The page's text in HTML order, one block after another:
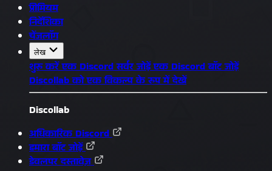
प्रीमियम
निर्देशिका
चेंजलॉग
लेख
शुरू करेंएक Discord सर्वर जोड़ेंएक Discord बॉट जोड़ें
Discollab को एक विकल्प के रूप में देखें
Discollab
अधिकारिक Discord
हमारा बॉट जोड़ें
डेवलपर दस्तावेज़